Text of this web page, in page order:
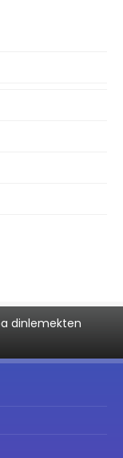
dinlemekten